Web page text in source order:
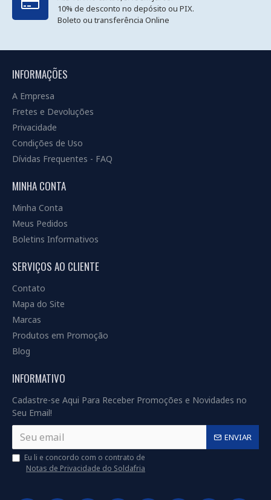
10% de desconto no depósito ou PIX.
Boleto ou transferência Online
INFORMAÇÕES
A Empresa
Fretes e Devoluções
Privacidade
Condições de Uso
Dívidas Frequentes - FAQ
MINHA CONTA
Minha Conta
Meus Pedidos
Boletins Informativos
SERVIÇOS AO CLIENTE
Contato
Mapa do Site
Marcas
Produtos em Promoção
Blog
INFORMATIVO
Cadastre-se Aqui Para Receber Promoções e Novidades no
Seu Email!
ENVIAR
Eu li e concordo com o contrato de
Notas de Privacidade do Soldafria